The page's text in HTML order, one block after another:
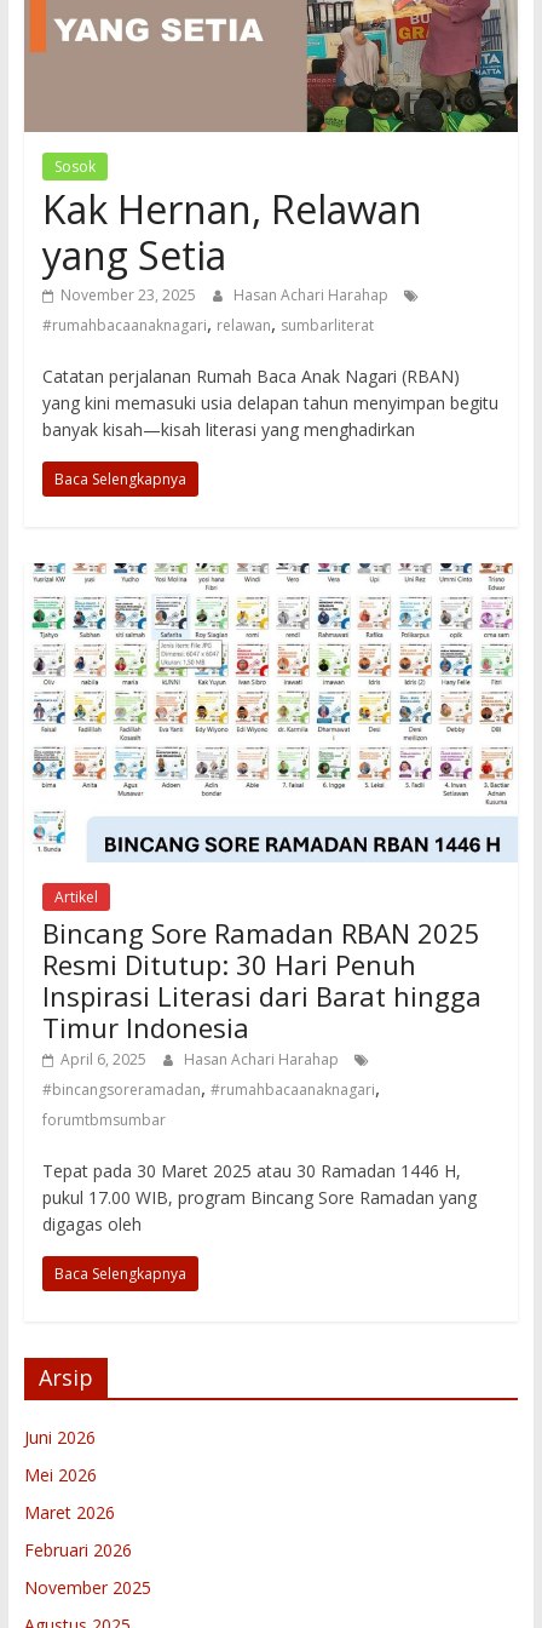
Baca
Mencerdaskan
Sosok
Kak Hernan, Relawan
yang Setia
November 23, 2025
Hasan Achari Harahap
#rumahbacaanaknagari, relawan, sumbarliterat
Catatan perjalanan Rumah Baca Anak Nagari (RBAN)
yang kini memasuki usia delapan tahun menyimpan begitu
banyak kisah—kisah literasi yang menghadirkan
Baca Selengkapnya
Artikel
Bincang Sore Ramadan RBAN 2025
Resmi Ditutup: 30 Hari Penuh
Inspirasi Literasi dari Barat hingga
Timur Indonesia
April 6, 2025
Hasan Achari Harahap
#bincangsoreramadan, #rumahbacaanaknagari,
forumtbmsumbar
Tepat pada 30 Maret 2025 atau 30 Ramadan 1446 H,
pukul 17.00 WIB, program Bincang Sore Ramadan yang
digagas oleh
Baca Selengkapnya
Arsip
Juni 2026
Mei 2026
Maret 2026
Februari 2026
November 2025